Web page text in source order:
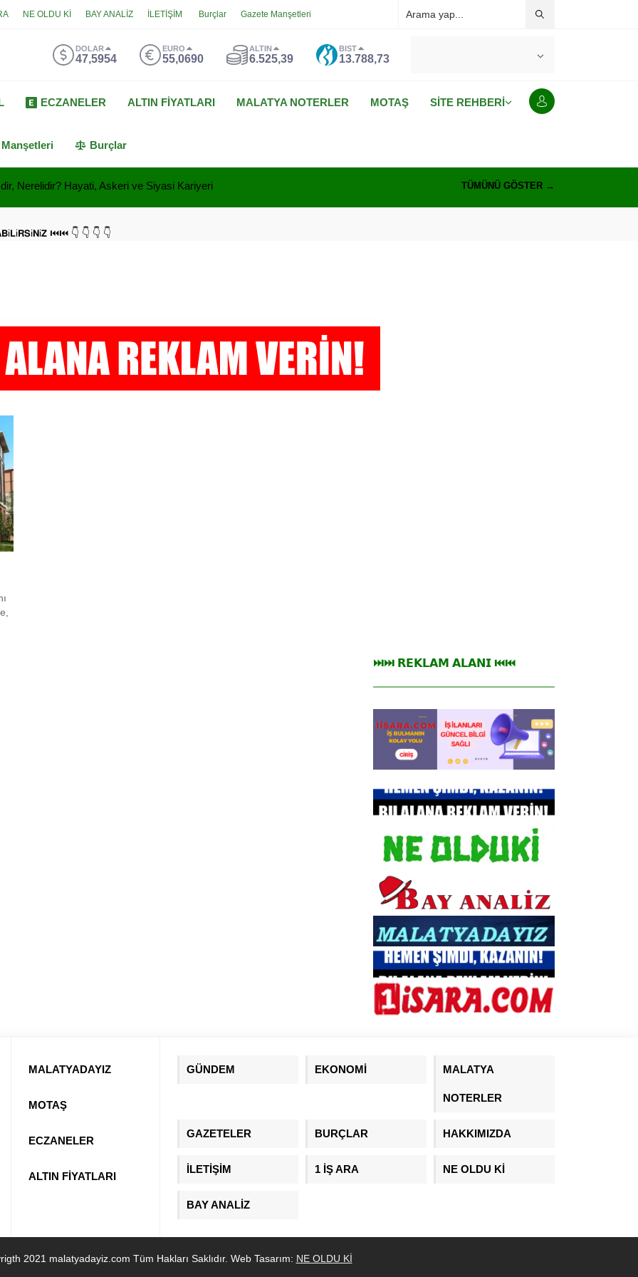
NE OLDU Kİ BAY ANALİZ İLETİŞİM Burçlar Gazete Manşetleri
DOLAR
47,5954
EURO
55,0690
ALTIN
6.525,39
BIST
13.788,73
ECZANELER ALTIN FİYATLARI MALATYA NOTERLER MOTAŞ SİTE REHBERİ
Burçlar
Nerelidir? Hayati, Askeri ve Siyasi Kariyeri TÜMÜNÜ GÖSTER →
⏮⏮ 👇 👇 👇 👇
⏭⏭ 𝗥𝗘𝗞𝗟𝗔𝗠 𝗔𝗟𝗔𝗡𝗜 ⏮⏮
MALATYADAYIZ
MOTAŞ
ECZANELER
ALTIN FİYATLARI
GÜNDEM EKONOMİ MALATYA
NOTERLER
GAZETELER BURÇLAR HAKKIMIZDA
İLETİŞİM 1 İŞ ARA NE OLDU Kİ
BAY ANALİZ
2021 malatyadayiz.com Tüm Hakları Saklıdır. Web Tasarım: NE OLDU Kİ